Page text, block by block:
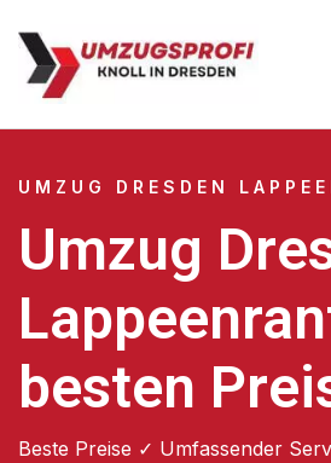
UMZUG DRESDEN
Umzug
besten
Beste Preise ✓ Umfassender